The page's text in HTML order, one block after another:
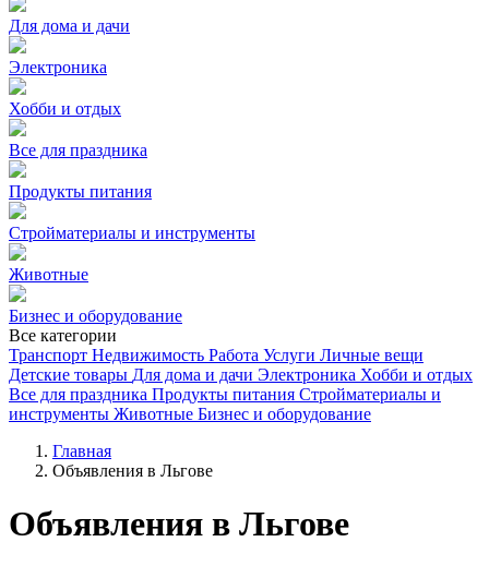
Для дома и дачи
Электроника
Хобби и отдых
Все для праздника
Продукты питания
Стройматериалы и инструменты
Животные
Бизнес и оборудование
Все категории
Транспорт Недвижимость Работа Услуги Личные вещи
Детские товары Для дома и дачи Электроника Хобби и отдых
Все для праздника Продукты питания Стройматериалы и
инструменты Животные Бизнес и оборудование
Главная
Объявления в Льгове
Объявления в Льгове